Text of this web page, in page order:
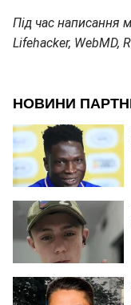
Під час написання
Lifehacker, WebMD,